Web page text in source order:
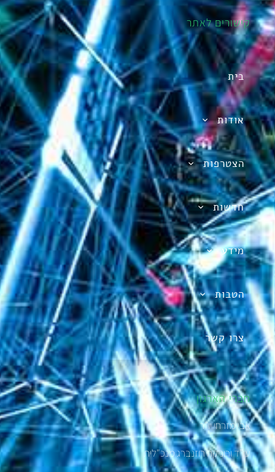
קישורים לאתר
בית
אודות
הצטרפות
חדשות
מידע
הטבות
צרו קשר
חברי הארגון
אבי מזרחי יו"ר
עו”ד ורוניקה רוזנברג מנכ"לית